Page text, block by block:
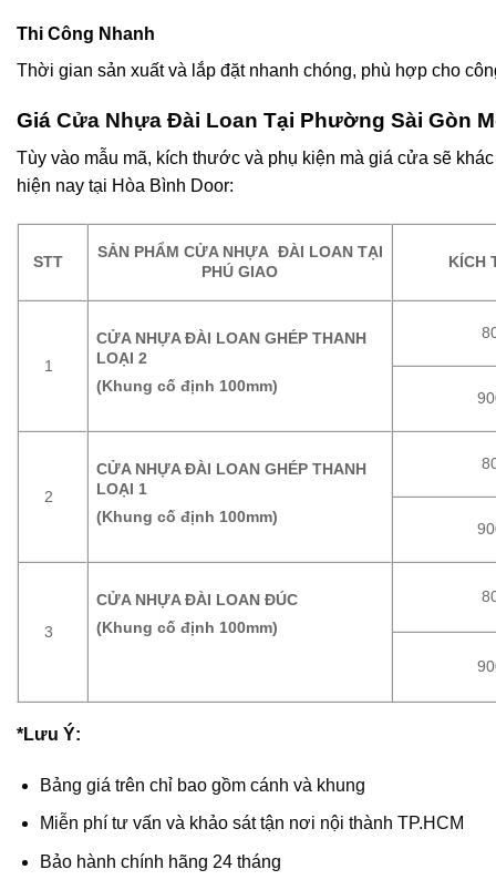
Thi Công Nhanh
Thời gian sản xuất và lắp đặt nhanh chóng, phù hợp cho
Giá Cửa Nhựa Đài Loan Tại Phường Sài Gòn
Tùy vào mẫu mã, kích thước và phụ kiện mà giá cửa sẽ
hiện nay tại Hòa Bình Door:
STT
SẢN PHẨM CỬA NHỰA ĐÀI LOAN TẠI
PHÚ GIAO
KÍCH
1
CỬA NHỰA ĐÀI LOAN GHÉP THANH
LOẠI 2
(Khung cố định 100mm)
2
CỬA NHỰA ĐÀI LOAN GHÉP THANH
LOẠI 1
(Khung cố định 100mm)
3
CỬA NHỰA ĐÀI LOAN ĐÚC
(Khung cố định 100mm)
*Lưu Ý:
Bảng giá trên chỉ bao gồm cánh và khung
Miễn phí tư vấn và khảo sát tận nơi nội thành TP.HCM
Bảo hành chính hãng 24 tháng